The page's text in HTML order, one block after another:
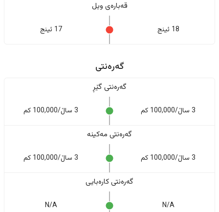
قەبارەی ویل
18 ئینج 17 ئینج
گەرەنتی
گەرەنتی گێڕ
3 ساڵ/100,000 کم 3 ساڵ/100,000 کم
گەرەنتی مەکینە
3 ساڵ/100,000 کم 3 ساڵ/100,000 کم
گەرەنتی کارەبایی
N/A
N/A